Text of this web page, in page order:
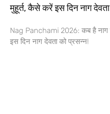
मुहूर्त, कैसे करें इस दिन नाग
Nag Panchami 2026: कब है नाग
इस दिन नाग देवता को प्रसन्न!